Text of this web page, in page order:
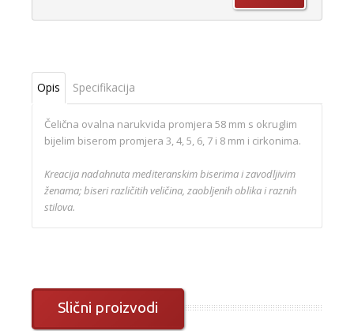
Opis Specifikacija
Čelična ovalna narukvida promjera 58 mm s okruglim
bijelim biserom promjera 3, 4, 5, 6, 7 i 8 mm i cirkonima.
Kreacija nadahnuta mediteranskim biserima i zavodljivim
ženama; biseri različitih veličina, zaobljenih oblika i raznih
stilova.
Slični proizvodi